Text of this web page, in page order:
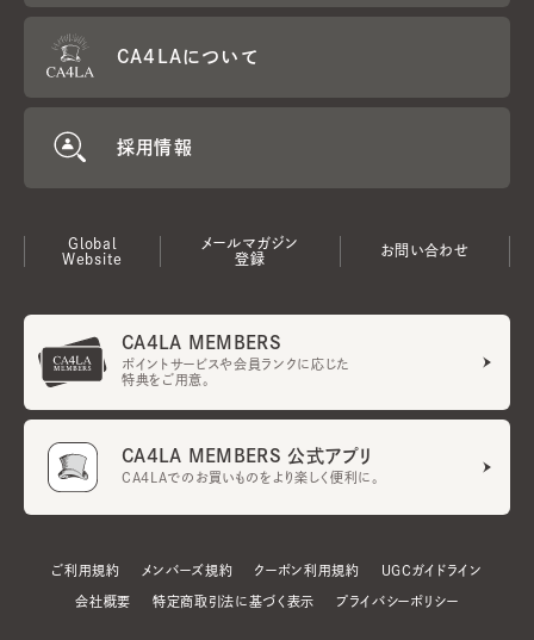
CA4LAについて
採用情報
Global
Website
メールマガジン
登録
お問い合わせ
CA4LA MEMBERS
ポイントサービスや会員ランクに応じた
特典をご用意。
CA4LA MEMBERS 公式アプリ
CA4LAでのお買いものをより楽しく便利に。
ご利用規約 メンバーズ規約 クーポン利用規約 UGCガイドライン
会社概要 特定商取引法に基づく表示 プライバシーポリシー